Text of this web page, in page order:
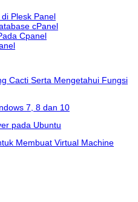
Plesk Panel
cPanel
Cpanel
Cacti Serta Mengetahui Fungsi
7, 8 dan 10
pada Ubuntu
Membuat Virtual Machine